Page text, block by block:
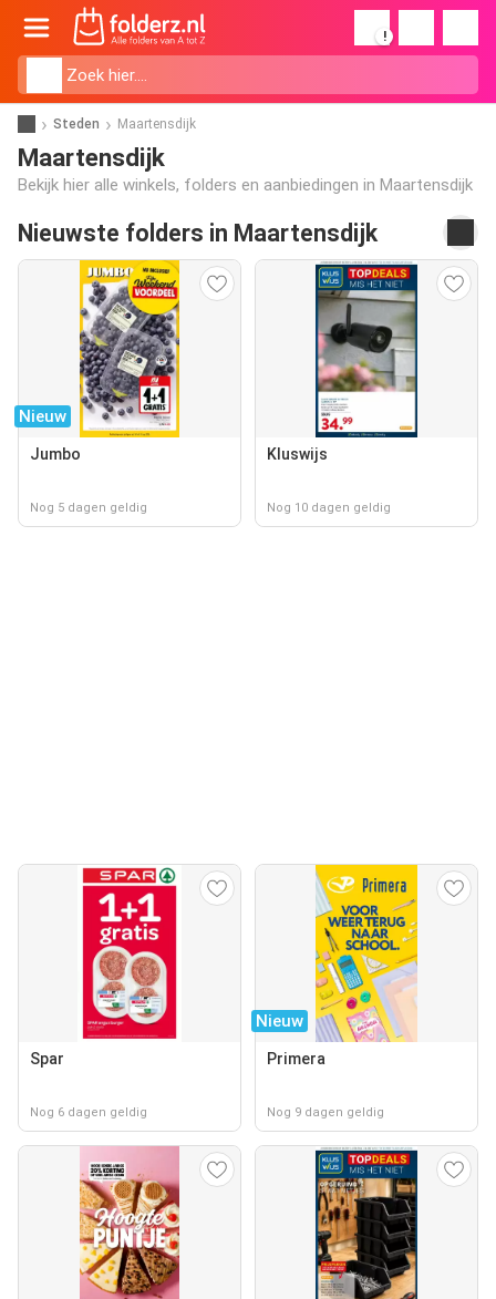
!
Steden Maartensdijk
Maartensdijk
Bekijk hier alle winkels, folders en aanbiedingen in Maartensdijk
Nieuwste folders in Maartensdijk
Nieuw
Jumbo
Nog 5 dagen geldig
Kluswijs
Nog 10 dagen geldig
Spar
Nog 6 dagen geldig
Nieuw
Primera
Nog 9 dagen geldig